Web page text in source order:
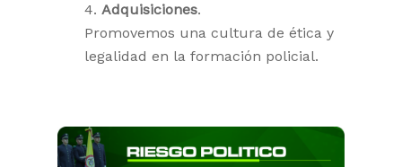
4. Adquisiciones.
Promovemos una cultura de ética y
legalidad en la formación policial.